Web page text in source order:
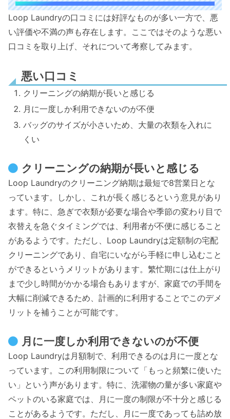
Loop Laundryの口コミには好評なものが多い一方で、悪
い評価や不満の声も存在します。ここではそのような悪い
口コミを取り上げ、それについて考察してみます。
悪い口コミ
クリーニングの納期が長いと感じる
月に一度しか利用できないのが不便
バッグのサイズが小さいため、大量の衣類を入れに
くい
クリーニングの納期が長いと感じる
Loop Laundryのクリーニング納期は最短で8営業日とな
っています。しかし、これが長く感じるという意見があり
ます。特に、急ぎで衣類が必要な場合や季節の変わり目で
衣替えを急ぐタイミングでは、利用者が不便に感じること
があるようです。ただし、Loop Laundryは定額制の宅配
クリーニングであり、自宅にいながら手軽に申し込むこと
ができるというメリットがあります。繁忙期には仕上がり
まで少し時間がかかる場合もありますが、家庭での手間を
大幅に削減できるため、計画的に利用することでこのデメ
リットを補うことが可能です。
月に一度しか利用できないのが不便
Loop Laundryは月額制で、利用できるのは月に一度とな
っています。この利用制限について「もっと頻繁に使いた
い」という声があります。特に、洗濯物の量が多い家庭や
ペットのいる家庭では、月に一度の制限が不十分と感じる
ことがあるようです。ただし、月に一度であっても詰め放